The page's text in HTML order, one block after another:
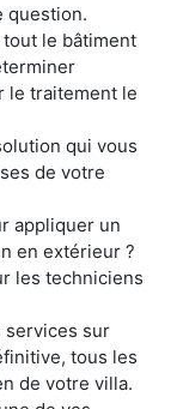
question.
le bâtiment
le traitement le
qui vous
de votre
appliquer un
en extérieur ?
les techniciens
services sur
tous les
de votre villa.